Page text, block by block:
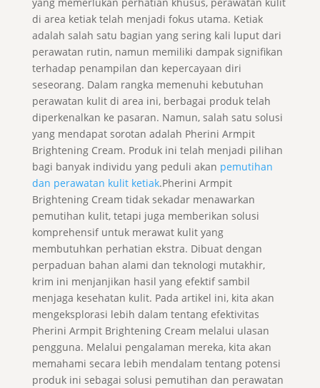
di area ketiak telah menjadi fokus utama. Ketiak
adalah salah satu bagian yang sering kali luput dari
perawatan rutin, namun memiliki dampak signifikan
terhadap penampilan dan kepercayaan diri
seseorang. Dalam rangka memenuhi kebutuhan
perawatan kulit di area ini, berbagai produk telah
diperkenalkan ke pasaran. Namun, salah satu solusi
yang mendapat sorotan adalah Pherini Armpit
Brightening Cream. Produk ini telah menjadi pilihan
bagi banyak individu yang peduli akan pemutihan
dan perawatan kulit ketiak.Pherini Armpit
Brightening Cream tidak sekadar menawarkan
pemutihan kulit, tetapi juga memberikan solusi
komprehensif untuk merawat kulit yang
membutuhkan perhatian ekstra. Dibuat dengan
perpaduan bahan alami dan teknologi mutakhir,
krim ini menjanjikan hasil yang efektif sambil
menjaga kesehatan kulit. Pada artikel ini, kita akan
mengeksplorasi lebih dalam tentang efektivitas
Pherini Armpit Brightening Cream melalui ulasan
pengguna. Melalui pengalaman mereka, kita akan
memahami secara lebih mendalam tentang potensi
produk ini sebagai solusi pemutihan dan perawatan